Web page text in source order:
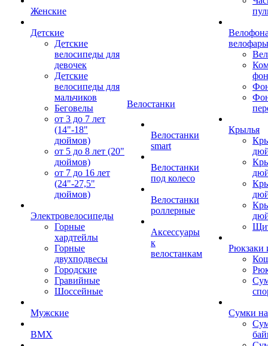
Женские
Детские
Детские
велосипеды для
девочек
Детские
велосипеды для
мальчиков
Беговелы
от 3 до 7 лет
(14"-18"
дюймов)
от 5 до 8 лет (20"
дюймов)
от 7 до 16 лет
(24"-27,5"
дюймов)
Электровелосипеды
Горные
хардтейлы
Горные
двухподвесы
Городские
Гравийные
Шоссейные
Мужские
BMX
Велостанки
Велостанки
smart
Велостанки
под колесо
Велостанки
роллерные
Аксессуары
к
велостанкам
велофары
Крылья
Рюкзаки
Сумки